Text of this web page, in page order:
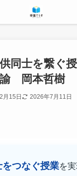
供同士を繋ぐ
諭 岡本哲樹
月15日 2026年7月11日
つなぐ授業を